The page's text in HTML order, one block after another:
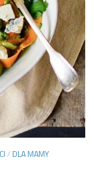
/DLA MAMY